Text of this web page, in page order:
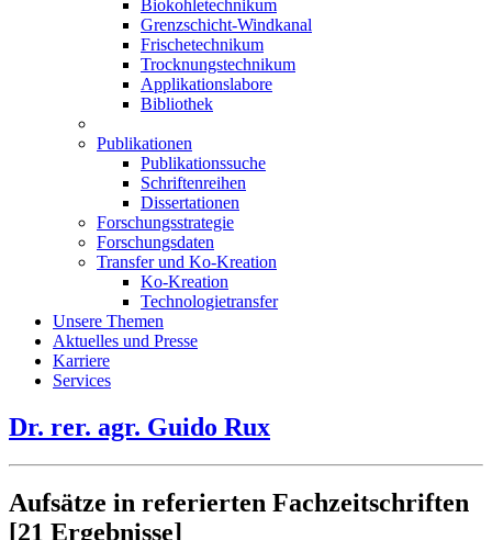
Biokohletechnikum
Grenzschicht-Windkanal
Frischetechnikum
Trocknungstechnikum
Applikationslabore
Bibliothek
Publikationen
Publikationssuche
Schriftenreihen
Dissertationen
Forschungsstrategie
Forschungsdaten
Transfer und Ko-Kreation
Ko-Kreation
Technologietransfer
Unsere Themen
Aktuelles und Presse
Karriere
Services
Dr. rer. agr. Guido Rux
Aufsätze in referierten Fachzeitschriften
[21 Ergebnisse]